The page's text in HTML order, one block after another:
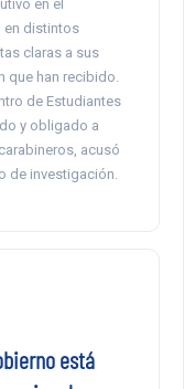
en el
en distintos
claras a sus
que han recibido.
de Estudiantes
y obligado a
acusó
de investigación.
está